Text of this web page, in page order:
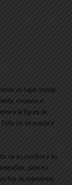
un lugar donde
encierra el
a la figura de
no se puede ir
de su nombre y su
pero su
fue de membrete